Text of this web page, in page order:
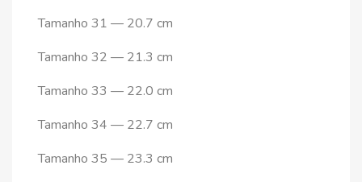
Tamanho 31 — 20.7 cm
Tamanho 32 — 21.3 cm
Tamanho 33 — 22.0 cm
Tamanho 34 — 22.7 cm
Tamanho 35 — 23.3 cm